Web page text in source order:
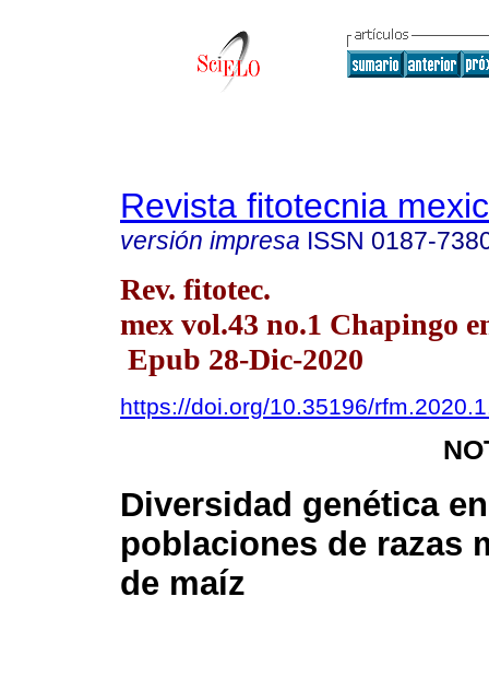
Revista fitotecnia
versión impresa ISSN 0187-
Rev. fitotec.
mex vol.43 no.1 Chapingo
Epub 28-Dic-2020
https://doi.org/10.35196/
Diversidad genética en
poblaciones de razas
de maíz